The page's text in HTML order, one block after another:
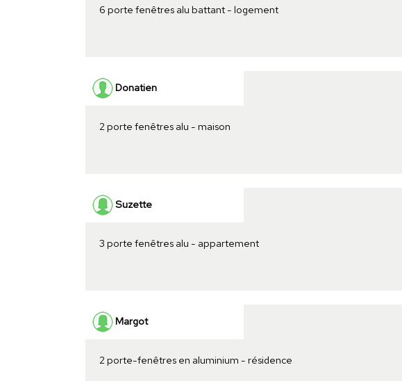
6 porte fenêtres alu battant - logement
Donatien
2 porte fenêtres alu - maison
Suzette
3 porte fenêtres alu - appartement
Margot
2 porte-fenêtres en aluminium - résidence